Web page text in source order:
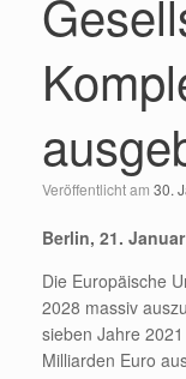
Veröffentlicht am 30.
Berlin, 21.
Die Europäische
2028 massiv
sieben Jahre
Milliarden Euro